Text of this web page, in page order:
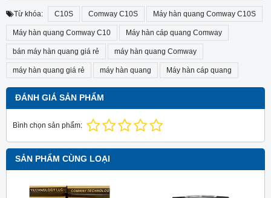
Từ khóa: C10S Comway C10S Máy hàn quang Comway C10S
Máy hàn quang Comway C10 Máy hàn cáp quang Comway
bán máy hàn quang giá rẻ máy hàn quang Comway
máy hàn quang giá rẻ máy hàn quang Máy hàn cáp quang
ĐÁNH GIÁ SẢN PHẨM
Bình chọn sản phẩm:
SẢN PHẨM CÙNG LOẠI